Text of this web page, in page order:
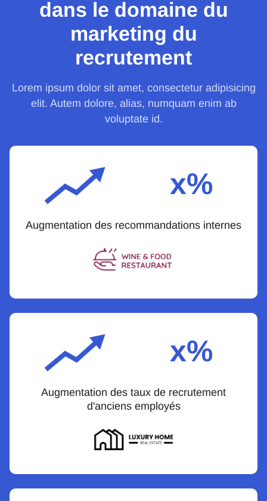
dans le domaine du
marketing du
recrutement
Lorem ipsum dolor sit amet, consectetur adipisicing
elit. Autem dolore, alias, numquam enim ab
voluptate id.
x%
Augmentation des recommandations internes
x%
Augmentation des taux de recrutement
d'anciens employés